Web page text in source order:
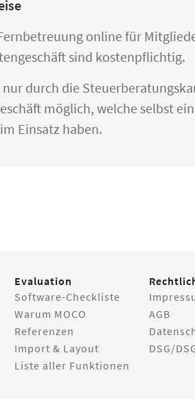
online für
sind kostenpflichtig.
nur durch die
möglich, welche selbst ein
Einsatz haben.
Evaluation
Software-Checkliste
Warum MOCO
Referenzen
Import & Layout
Liste aller Funktionen
AGB
DSG/